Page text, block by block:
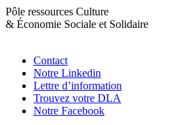
Pôle ressources Culture
& Économie Sociale et Solidaire
Contact
Notre Linkedin
Lettre d’information
Trouvez votre DLA
Notre Facebook